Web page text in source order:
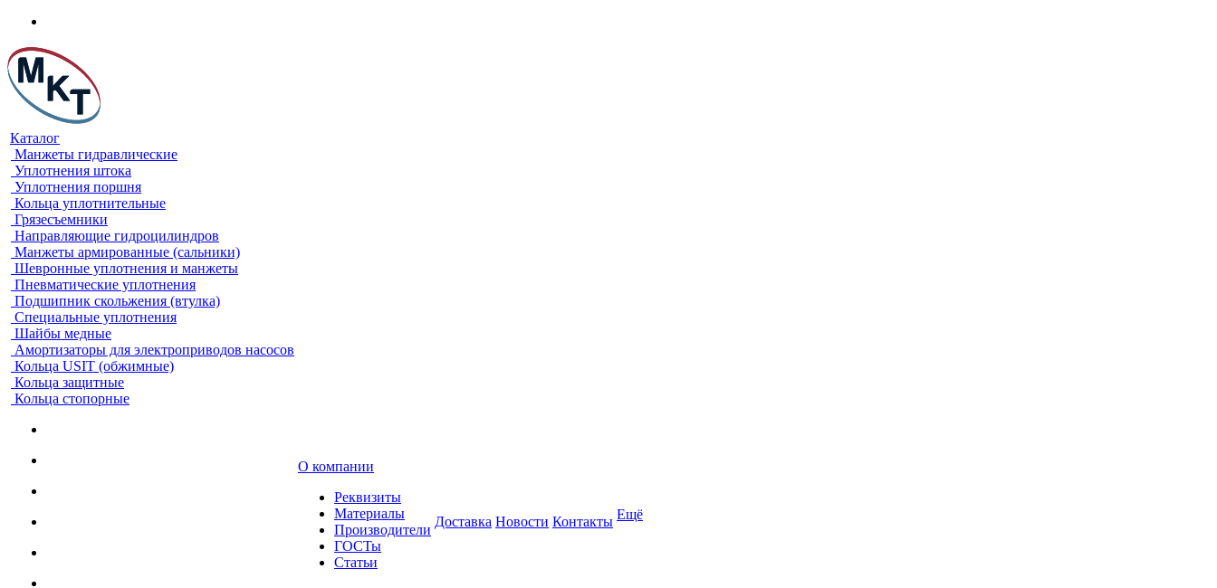
Каталог
Манжеты гидравлические
Уплотнения штока
Уплотнения поршня
Кольца уплотнительные
Грязесъемники
Направляющие гидроцилиндров
Манжеты армированные (сальники)
Шевронные уплотнения и манжеты
Пневматические уплотнения
Подшипник скольжения (втулка)
Специальные уплотнения
Шайбы медные
Амортизаторы для электроприводов насосов
Кольца USIT (обжимные)
Кольца защитные
Кольца стопорные
О компании
Реквизиты
Материалы
Производители
ГОСТы
Статьи
Доставка Новости Контакты Ещё